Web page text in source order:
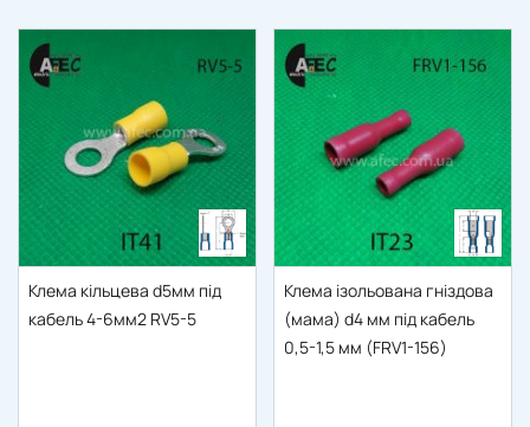
Клема кільцева d5мм під
кабель 4-6мм2 RV5-5
Клема ізольована гніздова
(мама) d4 мм під кабель
0,5-1,5 мм (FRV1-156)